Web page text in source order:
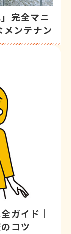
完全マニ
メンテナン
ガイド｜
コツ